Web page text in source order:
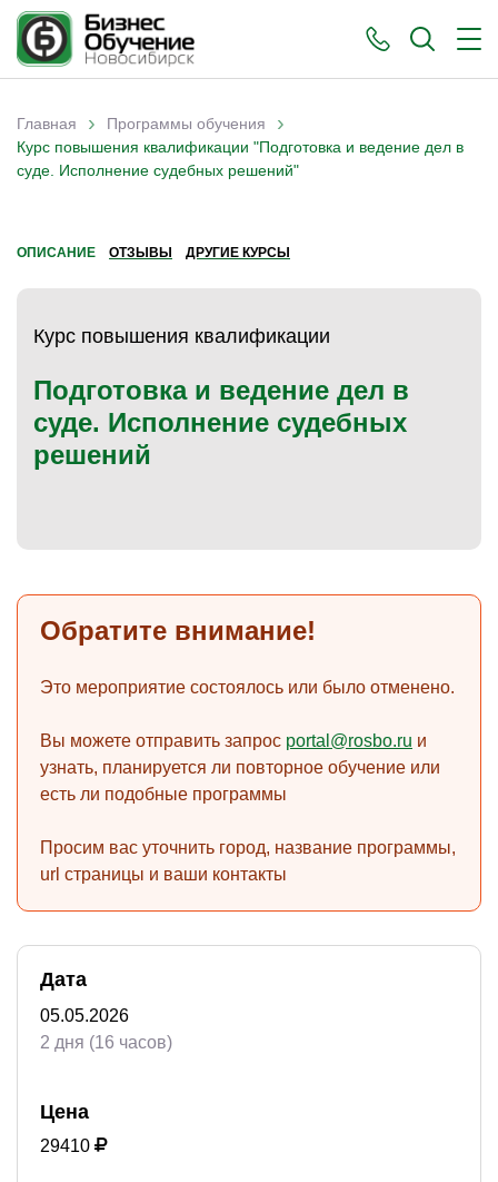
Вы здесь
Главная › Программы обучения ›
Курс повышения квалификации "Подготовка и ведение дел в
суде. Исполнение судебных решений"
ОПИСАНИЕ ОТЗЫВЫ ДРУГИЕ КУРСЫ
Курс повышения квалификации
Подготовка и ведение дел в
суде. Исполнение судебных
решений
Обратите внимание!
Это мероприятие состоялось или было отменено.
Вы можете отправить запрос portal@rosbo.ru и
узнать, планируется ли повторное обучение или
есть ли подобные программы
Просим вас уточнить город, название программы,
url страницы и ваши контакты
Дата
05.05.2026
2 дня (16 часов)
Цена
29410